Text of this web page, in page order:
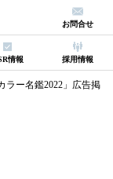
情報 採用情報
お問合せ
ラー名鑑2022」広告掲